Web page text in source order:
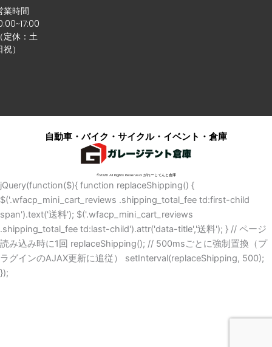
業時間
定休：土
）
自動車・バイク・サイクル・イベント・倉庫
©2026 All Rights Reserved. がれーじてんと倉庫
jQuery(function($){ function replaceShipping() {
$('.wfacp_mini_cart_reviews .shipping_total_fee td:first-child
span').text('送料'); $('.wfacp_mini_cart_reviews
.shipping_total_fee td:last-child').attr('data-title','送料'); } // ページ
読み込み時に1回 replaceShipping(); // 500msごとに強制置換（プ
ラグインのAJAX更新に追従） setInterval(replaceShipping, 500);
});